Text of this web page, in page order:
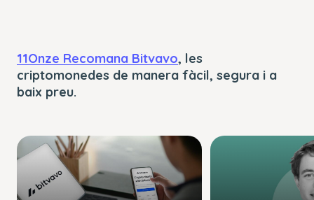
11Onze Recomana Bitvavo, les
criptomonedes de manera fàcil, segura i a
baix preu.